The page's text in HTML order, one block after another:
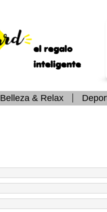
el regalo
inteligente
Belleza & Relax